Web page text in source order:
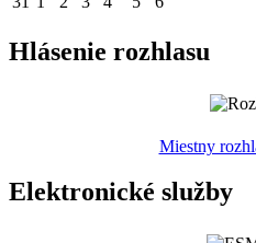
Hlásenie rozhlasu
Miestny
Elektronické služby